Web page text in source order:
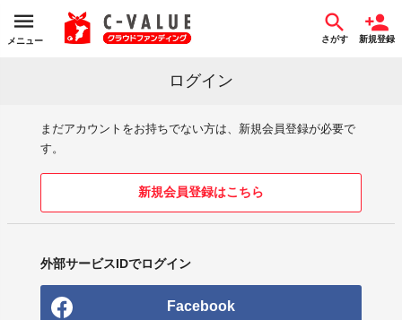
メニュー さがす 新規登録
ログイン
まだアカウントをお持ちでない方は、新規会員登録が必要で
す。
新規会員登録はこちら
外部サービスIDでログイン
Facebook